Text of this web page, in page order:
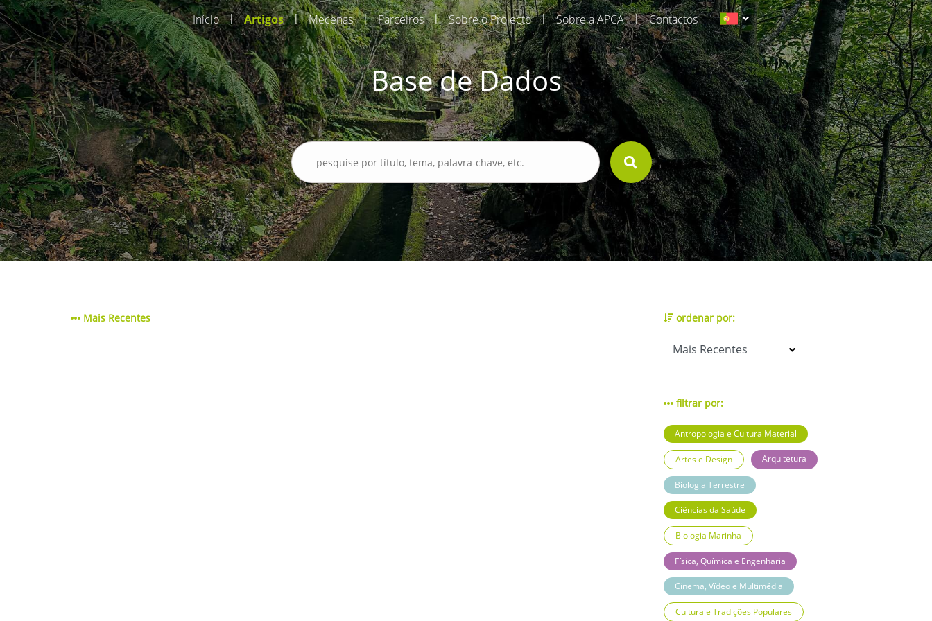
Início | Artigos | Mecenas | Parceiros | Sobre o Projecto | Sobre a APCA | Contactos
Base de Dados
Mais Recentes ordenar por:
filtrar por:
Antropologia e Cultura Material
Artes e Design Arquitetura
Biologia Terrestre
Ciências da Saúde
Biologia Marinha
Física, Química e Engenharia
Cinema, Vídeo e Multimédia
Cultura e Tradições Populares